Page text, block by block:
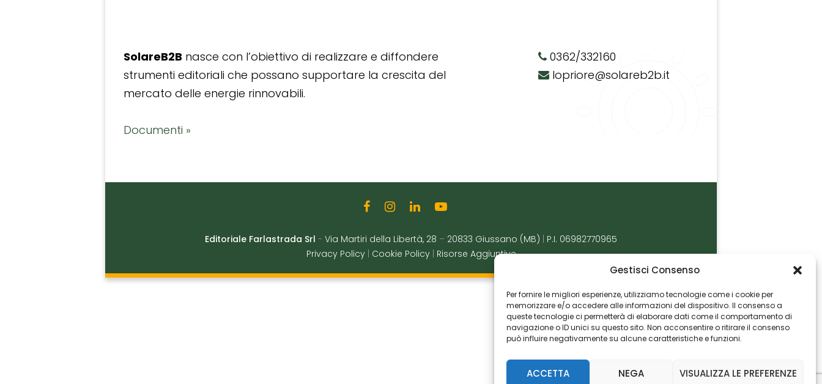
Gestisci Consenso
Per fornire le migliori esperienze, utilizziamo tecnologie come i cookie per
memorizzare e/o accedere alle informazioni del dispositivo. Il consenso a
queste tecnologie ci permetterà di elaborare dati come il comportamento di
navigazione o ID unici su questo sito. Non acconsentire o ritirare il consenso
può influire negativamente su alcune caratteristiche e funzioni.
ACCETTA NEGA VISUALIZZA LE PREFERENZE
SolareB2B nasce con l’obiettivo di realizzare e diffondere
strumenti editoriali che possano supportare la crescita del
mercato delle energie rinnovabili.
Documenti »
0362/332160
lopriore@solareb2b.it
Editoriale Farlastrada Srl - Via Martiri della Libertà, 28 – 20833 Giussano (MB)
P.I. 06982770965
Privacy Policy
Cookie Policy Risorse Aggiuntive